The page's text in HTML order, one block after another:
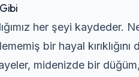
her şeyi kaydeder.
bir hayal kırıklığını
midenizde bir